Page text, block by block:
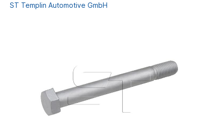
ST Templin Automotive GmbH